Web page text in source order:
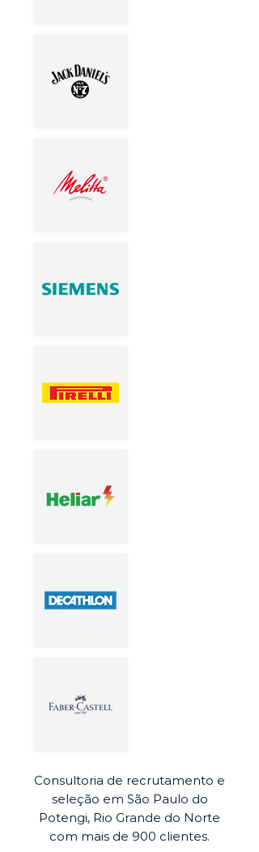
Consultoria de recrutamento e
seleção em São Paulo do
Potengi, Rio Grande do Norte
com mais de 900 clientes.